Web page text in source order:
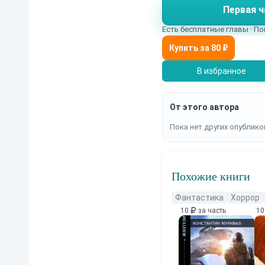
способен человек,
будущему? Сломать
что, если все и
гнев и даже –
Первая
Есть бесплатные главы ·
В избранное
От этого автора
Пока нет других
Похожие книги
Фантастика Хоррор
10 за часть 10